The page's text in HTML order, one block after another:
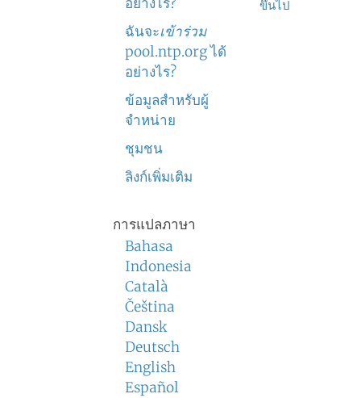
ฉันจะเข้าร่วม
pool.ntp.org ได้
อย่างไร?
ข้อมูลสำหรับผู้
จำหน่าย
ชุมชน
ลิงก์เพิ่มเติม
การแปลภาษา
Bahasa
Indonesia
Català
Čeština
Dansk
Deutsch
English
Español
ขึ้นไป